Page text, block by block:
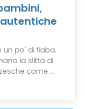
un po' di fiaba.
la slitta di
come ...